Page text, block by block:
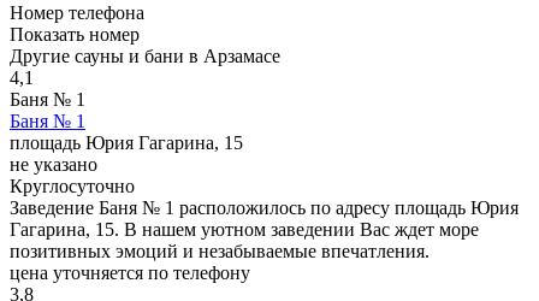
Номер телефона
Показать номер
Другие сауны и бани в Арзамасе
4,1
Баня № 1
Баня № 1
площадь Юрия Гагарина, 15
не указано
Круглосуточно
Заведение Баня № 1 расположилось по адресу площадь Юрия
Гагарина, 15. В нашем уютном заведении Вас ждет море
позитивных эмоций и незабываемые впечатления.
цена уточняется по телефону
3,8